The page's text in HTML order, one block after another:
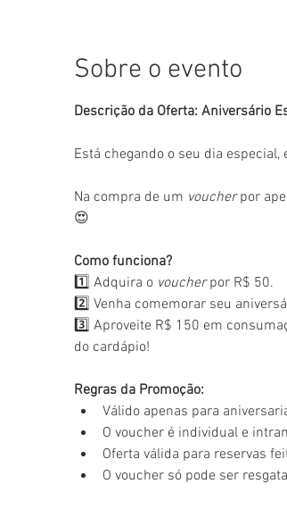
Sobre o evento
Descrição da Oferta: Aniversário
Está chegando o seu dia
Na compra de um voucher por
😍
Como funciona?
1️⃣ Adquira o voucher por R$ 50.
2️⃣ Venha comemorar seu
3️⃣ Aproveite R$ 150 em
do cardápio!
Regras da Promoção:
Válido apenas para
O voucher é individual e
Oferta válida para reservas
O voucher só pode ser